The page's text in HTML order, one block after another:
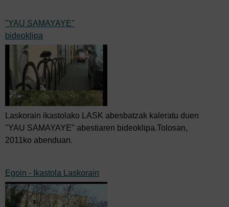
"YAU SAMAYAYE"
bideoklipa
Laskorain ikastolako LASK abesbatzak kaleratu duen
"YAU SAMAYAYE" abestiaren bideoklipa.Tolosan,
2011ko abenduan.
Egoin - Ikastola Laskorain